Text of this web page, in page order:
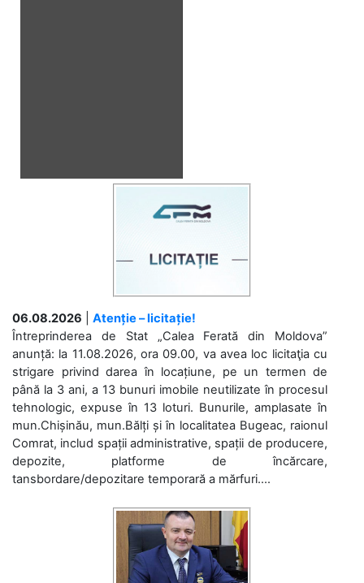
06.08.2026
Atenție – licitație!
Întreprinderea de Stat „Calea Ferată din Moldova”
anunță: la 11.08.2026, ora 09.00, va avea loc licitaţia cu
strigare privind darea în locațiune, pe un termen de
până la 3 ani, a 13 bunuri imobile neutilizate în procesul
tehnologic, expuse în 13 loturi. Bunurile, amplasate în
mun.Chișinău, mun.Bălți și în localitatea Bugeac, raionul
Comrat, includ spații administrative, spații de producere,
depozite, platforme de încărcare,
tansbordare/depozitare temporară a mărfuri....